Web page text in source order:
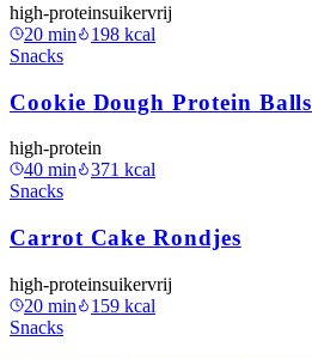
high-proteinsuikervrij
20 min 198 kcal
Snacks
Cookie Dough Protein Balls
high-protein
40 min 371 kcal
Snacks
Carrot Cake Rondjes
high-proteinsuikervrij
20 min 159 kcal
Snacks